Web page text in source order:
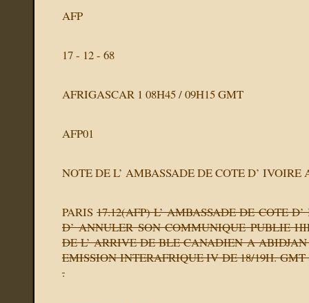
AFP
17 - 12 - 68
AFRIGASCAR 1 08H45 / 09H15 GMT
AFP01
NOTE DE L’ AMBASSADE DE COTE D’ IVOIRE
PARIS17.12(AFP) L’ AMBASSADE DE COTE
D’ ANNULER SON COMMUNIQUE PUBLIE
DE L’ ARRIVE DE BLE CANADIEN A ABIDJAN
EMISSION INTERAFRIQUE IV DE 18/19H. GMT
.